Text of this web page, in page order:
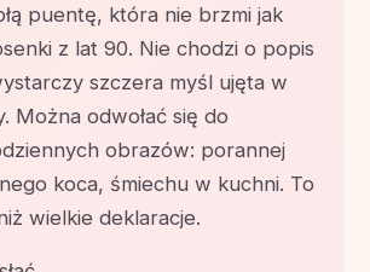
puentę, która nie brzmi jak
z lat 90. Nie chodzi o popis
szczera myśl ujęta w
Można odwołać się do
obrazów: porannej
koca, śmiechu w kuchni. To
wielkie deklaracje.